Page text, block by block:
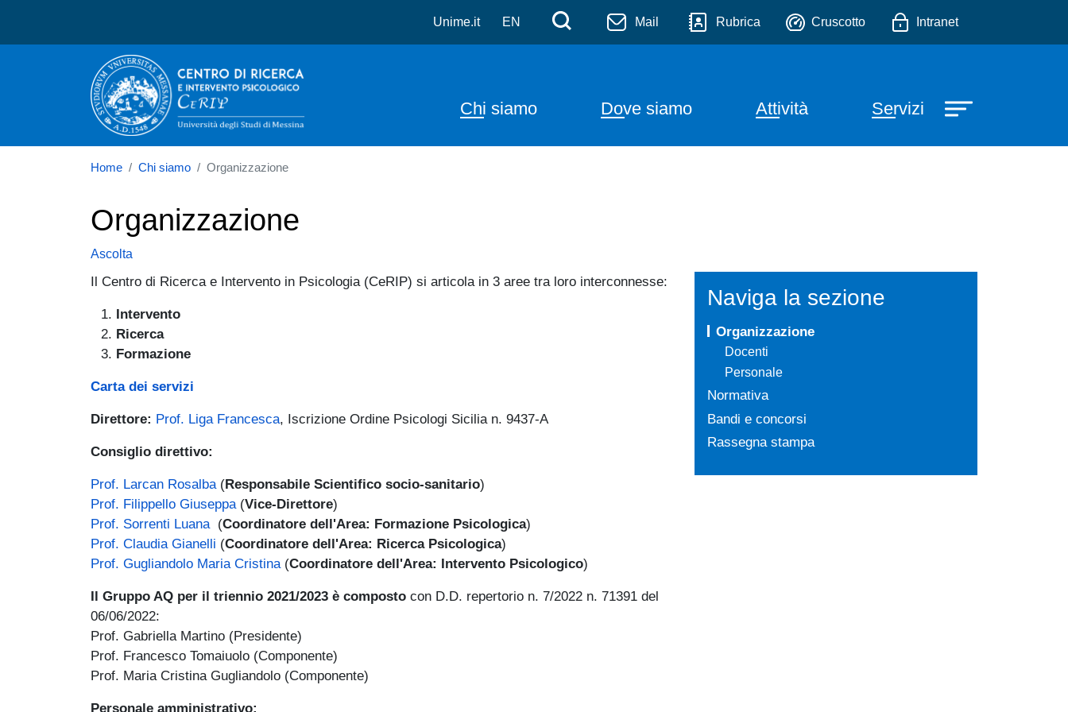
Salta al contenuto principale
Centro di ricerca e intervento psicologico - Ce.R.I.P.
Unime.it EN Menù di servizio
Cerca Mail Rubrica Cruscotto Intranet
Navigazione principale
Chi siamo Dove siamo Attività Servizi
Home Chi siamo Organizzazione
Organizzazione
Ascolta
Il Centro di Ricerca e Intervento in Psicologia (CeRIP) si articola in 3 aree tra loro interconnesse:
Intervento
Ricerca
Formazione
Carta dei servizi
Direttore: Prof. Liga Francesca, Iscrizione Ordine Psicologi Sicilia n. 9437-A
Consiglio direttivo:
Prof. Larcan Rosalba (Responsabile Scientifico socio-sanitario)
Prof. Filippello Giuseppa (Vice-Direttore)
Prof. Sorrenti Luana (Coordinatore dell'Area: Formazione Psicologica)
Prof. Claudia Gianelli (Coordinatore dell'Area: Ricerca Psicologica)
Prof. Gugliandolo Maria Cristina (Coordinatore dell'Area: Intervento Psicologico)
Il Gruppo AQ per il triennio 2021/2023 è composto con D.D. repertorio n. 7/2022 n. 71391 del
06/06/2022:
Prof. Gabriella Martino (Presidente)
Prof. Francesco Tomaiuolo (Componente)
Prof. Maria Cristina Gugliandolo (Componente)
Personale amministrativo:
Naviga la sezione
Organizzazione
Docenti
Personale
Normativa
Bandi e concorsi
Rassegna stampa